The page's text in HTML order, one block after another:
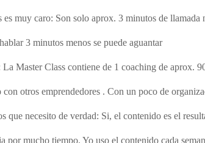
es muy caro: Son solo aprox. 3 minutos de
3 minutos menos se puede aguantar
La Master Class contiene de 1 coaching de aprox.
con otros emprendedores . Con un poco de
que necesito de verdad: Si, el contenido es el
por mucho tiempo. Yo uso el contenido cada